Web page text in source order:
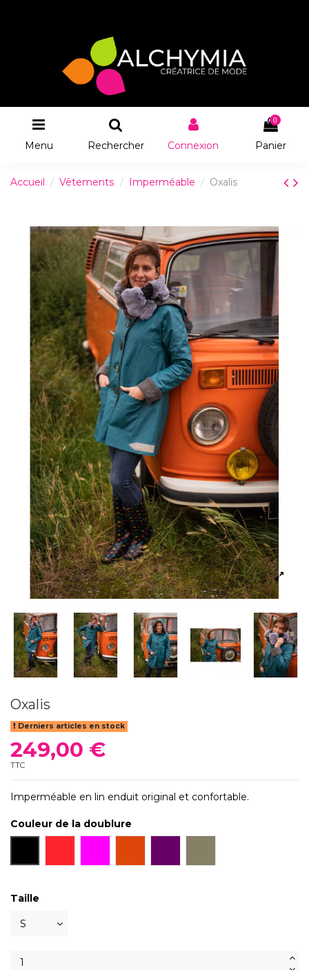
Menu Rechercher Connexion
0
Panier
Accueil Vêtements Imperméable Oxalis
Oxalis
Derniers articles en stock
249,00 €
TTC
Imperméable en lin enduit original et confortable.
Couleur de la doublure
Taille